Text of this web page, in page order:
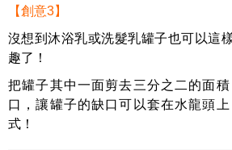
【創意3】
沒想到沐浴乳或洗髮乳罐子也可以這
趣了！
把罐子其中一面剪去三分之二的面
口，讓罐子的缺口可以套在水龍頭
式！